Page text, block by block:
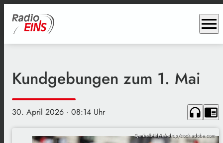
menu
Kundgebungen zum 1. Mai
30. April 2026 · 08:14 Uhr headphones chrome_reader_mode
Symbolbild/ink drop/stock.adobe.com